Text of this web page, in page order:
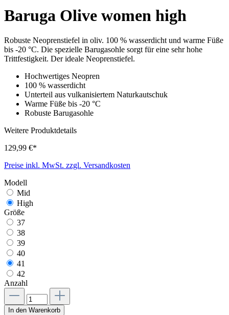
Baruga Olive women high
Robuste Neoprenstiefel in oliv. 100 % wasserdicht und warme Füße
bis -20 °C. Die spezielle Barugasohle sorgt für eine sehr hohe
Trittfestigkeit. Der ideale Neoprenstiefel.
Hochwertiges Neopren
100 % wasserdicht
Unterteil aus vulkanisiertem Naturkautschuk
Warme Füße bis -20 °C
Robuste Barugasohle
Weitere Produktdetails
129,99 €*
Preise inkl. MwSt. zzgl. Versandkosten
Modell
Mid
High
Größe
37
38
39
40
41
42
Anzahl
In den Warenkorb